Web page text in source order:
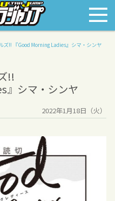
ズ!! 『Good Morning Ladies』シマ・シンヤ
!!
』シマ・シンヤ
2022年1月18日（火）